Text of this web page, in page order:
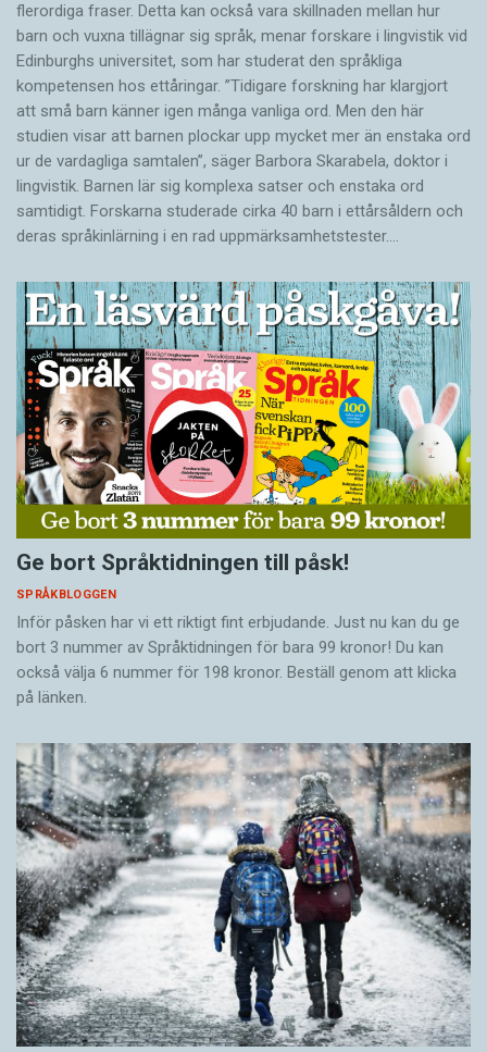
flerordiga fraser. Detta kan också vara skillnaden mellan hur
barn och vuxna tillägnar sig språk, menar forskare i lingvistik vid
Edinburghs universitet, som har studerat den språkliga
kompetensen hos ettåringar. ”Tidigare forskning har klargjort
att små barn känner igen många vanliga ord. Men den här
studien visar att barnen plockar upp mycket mer än enstaka ord
ur de vardagliga samtalen”, säger Barbora Skarabela, doktor i
lingvistik. Barnen lär sig komplexa satser och enstaka ord
samtidigt. Forskarna studerade cirka 40 barn i ettårsåldern och
deras språkinlärning i en rad uppmärksamhetstester.…
Ge bort Språktidningen till påsk!
SPRÅKBLOGGEN
Inför påsken har vi ett riktigt fint erbjudande. Just nu kan du ge
bort 3 nummer av Språktidningen för bara 99 kronor! Du kan
också välja 6 nummer för 198 kronor. Beställ genom att klicka
på länken.